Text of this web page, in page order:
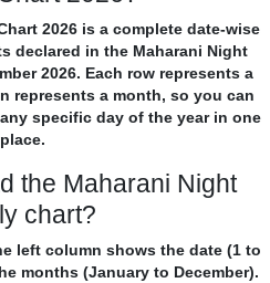
2026 is a complete date-wise
declared in the Maharani Night
2026. Each row represents a
represents a month, so you can
specific day of the year in one
place.
the Maharani Night
chart?
left column shows the date (1 to
months (January to December).